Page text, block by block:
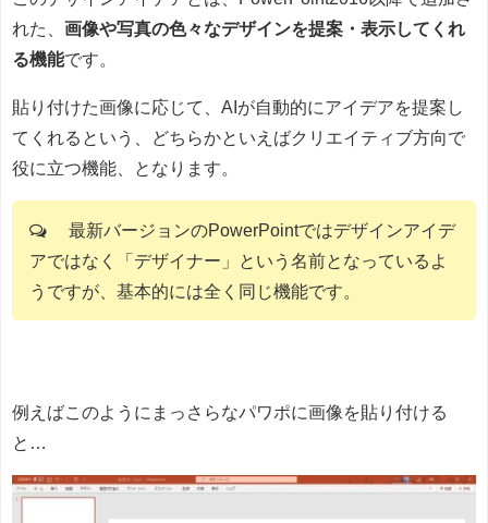
れた、 画像や写真の色々なデザインを提案・表示してくれ
る機能です。
貼り付けた画像に応じて、AIが自動的にアイデアを提案し
てくれるという、どちらかといえばクリエイティブ方向で
役に立つ機能、となります。
最新バージョンのPowerPointではデザインアイデ
アではなく「デザイナー」という名前となっているよ
うですが、基本的には全く同じ機能です。
例えばこのようにまっさらなパワポに画像を貼り付ける
と…